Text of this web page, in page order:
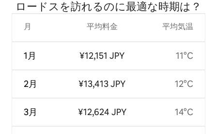
ロードスを訪⁠れ⁠るの⁠に最⁠適⁠な時⁠期⁠は⁠？
月
1月
2月
3月
平均料金
¥12,151 JPY
¥13,413 JPY
¥12,624 JPY
平均気温
11°C
12°C
14°C